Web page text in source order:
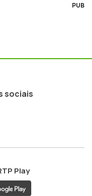
PUB
sociais
Play